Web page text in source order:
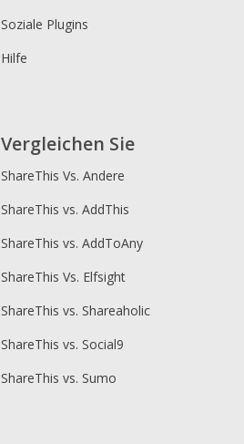
Soziale Plugins
Hilfe
Vergleichen Sie
ShareThis Vs. Andere
ShareThis vs. AddThis
ShareThis vs. AddToAny
ShareThis Vs. Elfsight
ShareThis vs. Shareaholic
ShareThis vs. Social9
ShareThis vs. Sumo